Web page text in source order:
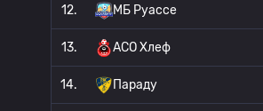
12. МБ Руассе
13. АСО Хлеф
14. Параду